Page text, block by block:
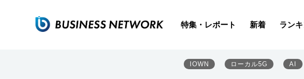
特集・レポート 新着 ラン
IOWN ローカル5G AI